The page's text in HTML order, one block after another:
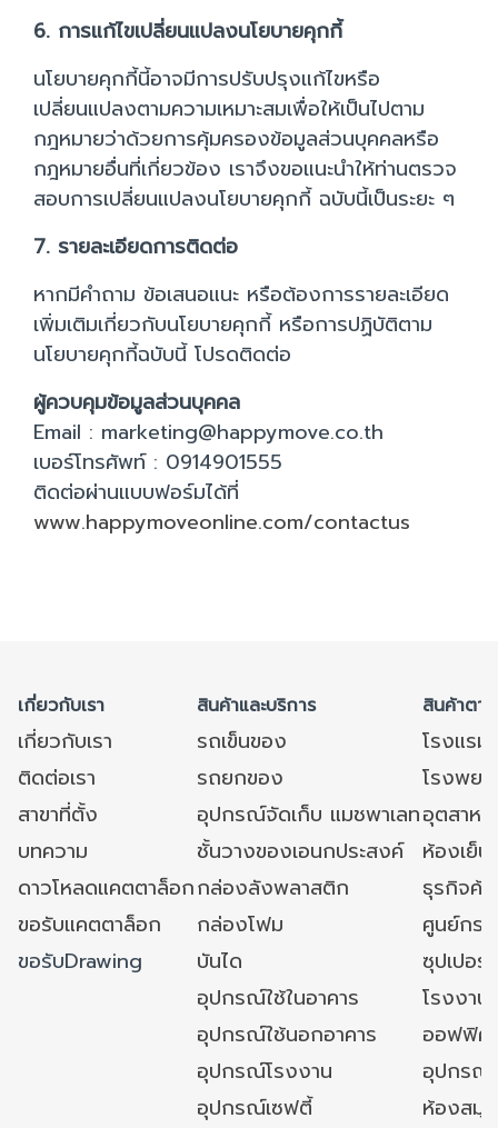
6. การแก้ไขเปลี่ยนแปลงนโยบายคุกกี้
นโยบายคุกกี้นี้อาจมีการปรับปรุงแก้ไขหรือ
เปลี่ยนแปลงตามความเหมาะสมเพื่อให้เป็นไปตาม
กฎหมายว่าด้วยการคุ้มครองข้อมูลส่วนบุคคลหรือ
กฎหมายอื่นที่เกี่ยวข้อง เราจึงขอแนะนำให้ท่านตรวจ
สอบการเปลี่ยนแปลงนโยบายคุกกี้ ฉบับนี้เป็นระยะ ๆ
7. รายละเอียดการติดต่อ
หากมีคำถาม ข้อเสนอแนะ หรือต้องการรายละเอียด
เพิ่มเติมเกี่ยวกับนโยบายคุกกี้ หรือการปฏิบัติตาม
นโยบายคุกกี้ฉบับนี้ โปรดติดต่อ
ผู้ควบคุมข้อมูลส่วนบุคคล
Email : marketing@happymove.co.th
เบอร์โทรศัพท์ : 0914901555
ติดต่อผ่านแบบฟอร์มได้ที่
www.happymoveonline.com/contactus
เกี่ยวกับเรา สินค้าและบริการ สินค้าตา
เกี่ยวกับเรา รถเข็นของ
โรงแร
ติดต่อเรา
รถยกของ
โรงพย
สาขาที่ตั้ง
อุปกรณ์จัดเก็บ แมชพาเลทอุตสาหก
บทความ
ชั้นวางของเอนกประสงค์
ห้องเย็
ดาวโหลดแคตตาล็อกกล่องลังพลาสติก
ธุรกิจค้
ขอรับแคตตาล็อก
กล่องโฟม
ศูนย์กร
ขอรับDrawing
บันได
ซุปเปอ
อุปกรณ์ใช้ในอาคาร
โรงงา
อุปกรณ์ใช้นอกอาคาร
ออฟฟิศ/
อุปกรณ์โรงงาน
อุปกรณ์
อุปกรณ์เซฟตี้
ห้องสมุ